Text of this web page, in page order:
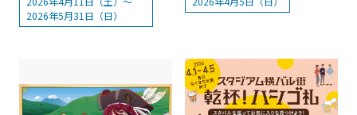
2026年5月31日（日）